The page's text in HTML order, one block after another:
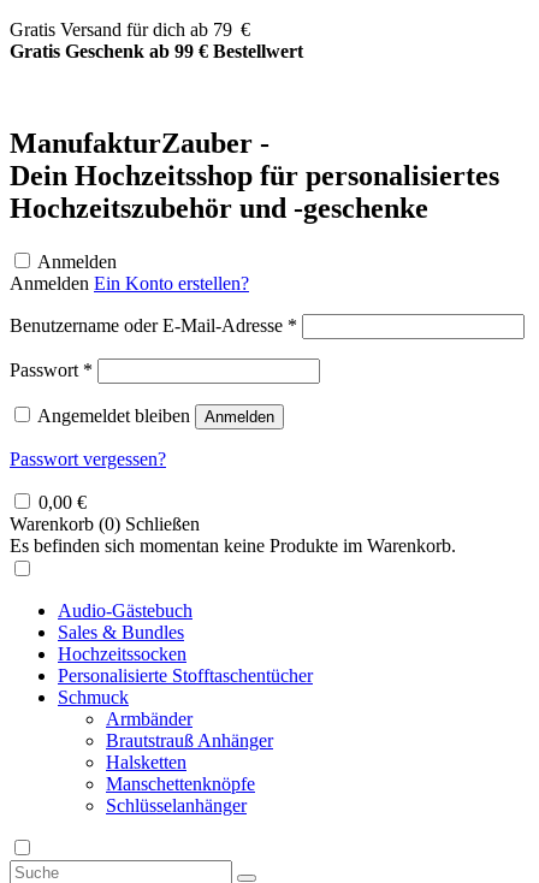
Zum
Inhalt
Gratis Versand für dich ab 79 €
Gratis Geschenk ab 99 € Bestellwert
ManufakturZauber -
Dein Hochzeitsshop für personalisiertes
Hochzeitszubehör und -geschenke
Anmelden
Anmelden Ein Konto erstellen?
Benutzername oder E-Mail-Adresse *
Passwort *
Angemeldet bleiben Anmelden
Passwort vergessen?
0,00 €
Warenkorb (0) Schließen
Es befinden sich momentan keine Produkte im Warenkorb.
Audio-Gästebuch
Sales & Bundles
Hochzeitssocken
Personalisierte Stofftaschentücher
Schmuck
Armbänder
Brautstrauß Anhänger
Halsketten
Manschettenknöpfe
Schlüsselanhänger